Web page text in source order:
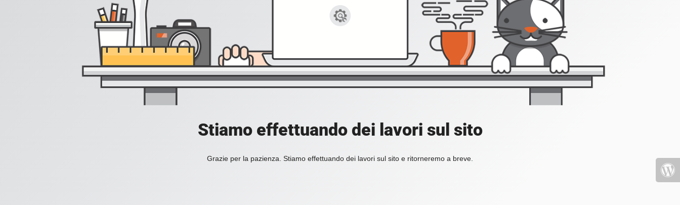
Stiamo effettuando dei lavori sul sito
Grazie per la pazienza. Stiamo effettuando dei lavori sul sito e ritorneremo a breve.